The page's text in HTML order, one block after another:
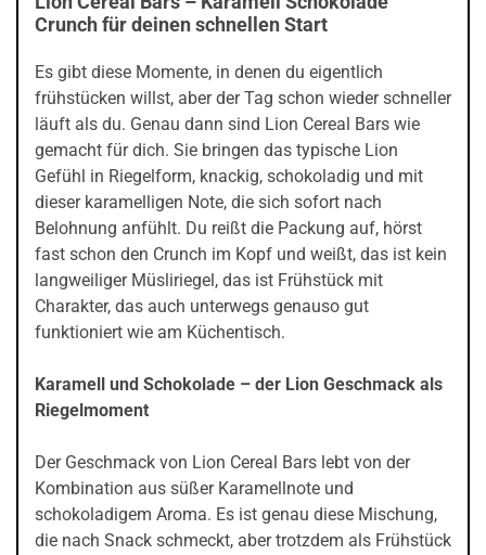
Crunch für deinen schnellen Start
Es gibt diese Momente, in denen du eigentlich
frühstücken willst, aber der Tag schon wieder schneller
läuft als du. Genau dann sind Lion Cereal Bars wie
gemacht für dich. Sie bringen das typische Lion
Gefühl in Riegelform, knackig, schokoladig und mit
dieser karamelligen Note, die sich sofort nach
Belohnung anfühlt. Du reißt die Packung auf, hörst
fast schon den Crunch im Kopf und weißt, das ist kein
langweiliger Müsliriegel, das ist Frühstück mit
Charakter, das auch unterwegs genauso gut
funktioniert wie am Küchentisch.
Karamell und Schokolade – der Lion Geschmack als
Riegelmoment
Der Geschmack von Lion Cereal Bars lebt von der
Kombination aus süßer Karamellnote und
schokoladigem Aroma. Es ist genau diese Mischung,
die nach Snack schmeckt, aber trotzdem als Frühstück